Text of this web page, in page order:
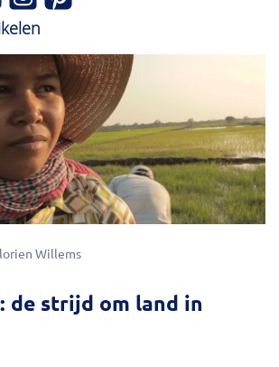
Willems
de strijd om land in